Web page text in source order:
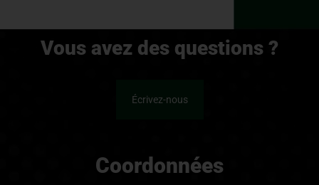
Vous avez des questions ?
Écrivez-nous
Coordonnées